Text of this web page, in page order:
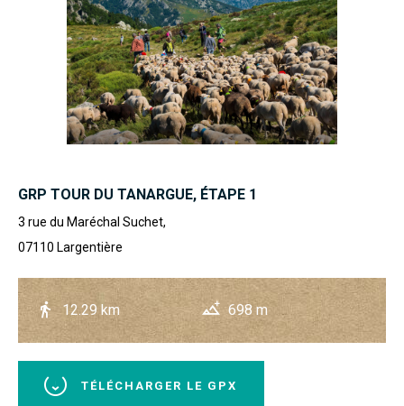
GRP TOUR DU TANARGUE, ÉTAPE 1
3 rue du Maréchal Suchet,
07110 Largentière
12.29 km 698 m
TÉLÉCHARGER LE GPX